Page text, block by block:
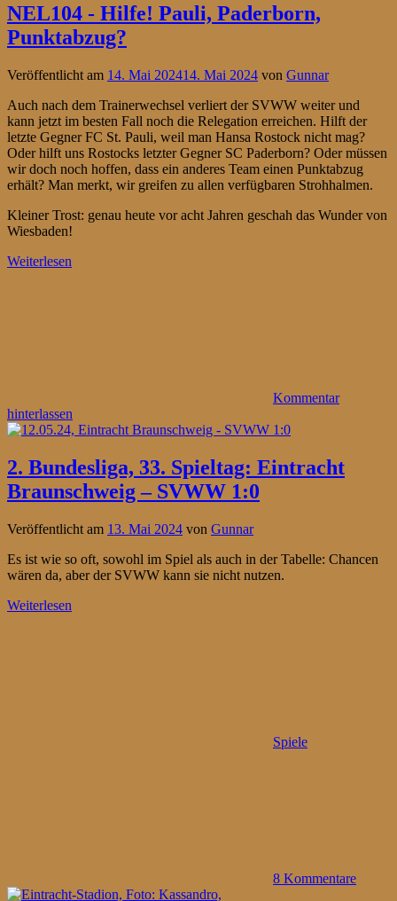
NEL104 - Hilfe! Pauli, Paderborn,
Punktabzug?
Veröffentlicht am 14. Mai 202414. Mai 2024 von Gunnar
Auch nach dem Trainerwechsel verliert der SVWW weiter und
kann jetzt im besten Fall noch die Relegation erreichen. Hilft der
letzte Gegner FC St. Pauli, weil man Hansa Rostock nicht mag?
Oder hilft uns Rostocks letzter Gegner SC Paderborn? Oder müssen
wir doch noch hoffen, dass ein anderes Team einen Punktabzug
erhält? Man merkt, wir greifen zu allen verfügbaren Strohhalmen.
Kleiner Trost: genau heute vor acht Jahren geschah das Wunder von
Wiesbaden!
Weiterlesen
Kommentar
hinterlassen
2. Bundesliga, 33. Spieltag: Eintracht
Braunschweig – SVWW 1:0
Veröffentlicht am 13. Mai 2024 von Gunnar
Es ist wie so oft, sowohl im Spiel als auch in der Tabelle: Chancen
wären da, aber der SVWW kann sie nicht nutzen.
Weiterlesen
Spiele
8 Kommentare